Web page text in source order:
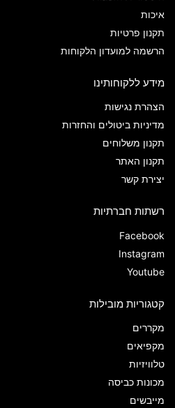
איכות
תקנון פרטיות
הרשמה למועדון הלקוחות
מידע ללקוחותינו
הצהרת נגישות
מדיניות ביטולים והחזרות
תקנון משלוחים
תקנון האתר
יצירת קשר
רשתות חברתיות
Facebook
Instagram
Youtube
קטגוריות מובילות
מקררים
מקפיאים
טלוויזיות
מכונות כביסה
מייבשים